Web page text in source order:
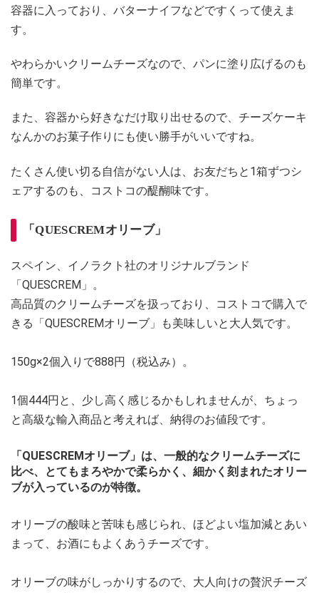
容器に入っており、バターナイフなどですくって使えま
す。
やわらかいクリームチーズなので、パンに塗り広げるのも
簡単です。
また、容器から好きなだけ取り出せるので、チーズケーキ
なんかのお菓子作りにも使い勝手がいいですね。
たくさん使い切る自信がない人は、お友だちと1箱ずつシ
ェアするのも、コストコの醍醐味です。
「QUESCREMオリーブ」
スペイン、イノラクト社のオリジナルブランド
「QUESCREM」。
高品質のクリームチーズを扱っており、コストコで購入で
きる「QUESCREMオリーブ」も美味しいと大人気です。
150g×2個入りで888円（税込み）。
1個444円と、少し高く感じるかもしれませんが、ちょっ
と高級な輸入商品と考えれば、納得のお値段です。
「QUESCREMオリーブ」は、一般的なクリームチーズに
比べ、とてもまろやかで柔らかく、細かく刻まれたオリー
ブが入っているのが特徴。
オリーブの酸味と苦味も感じられ、ほどよい塩加減とあい
まって、お酒にもよくあうチーズです。
オリーブの味がしっかりするので、大人向けの贅沢チーズ